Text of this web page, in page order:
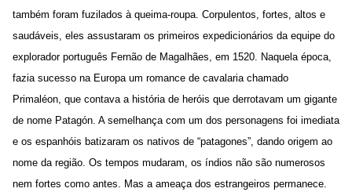
também foram fuzilados à queima-roupa. Corpulentos, fortes, altos e
saudáveis, eles assustaram os primeiros expedicionários da equipe do
explorador português Fernão de Magalhães, em 1520. Naquela época,
fazia sucesso na Europa um romance de cavalaria chamado
Primaléon, que contava a história de heróis que derrotavam um gigante
de nome Patagón. A semelhança com um dos personagens foi imediata
e os espanhóis batizaram os nativos de “patagones”, dando origem ao
nome da região. Os tempos mudaram, os índios não são numerosos
nem fortes como antes. Mas a ameaça dos estrangeiros permanece.